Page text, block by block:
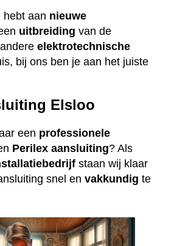
hebt aan nieuwe
uitbreiding van de
elektrotechnische
bij ons ben je aan het juiste
Elsloo
een professionele
Perilex aansluiting? Als
staan wij klaar
snel en vakkundig te